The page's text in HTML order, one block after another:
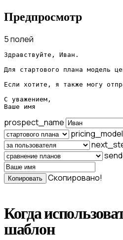
Предпросмотр
5 полей
Здравствуйте, Иван.
Для стартового плана модель
Если хотите, я также могу
С уважением,
Ваше имя
prospect_name
pricing_model
Копировать Скопировано!
Когда
шаблон